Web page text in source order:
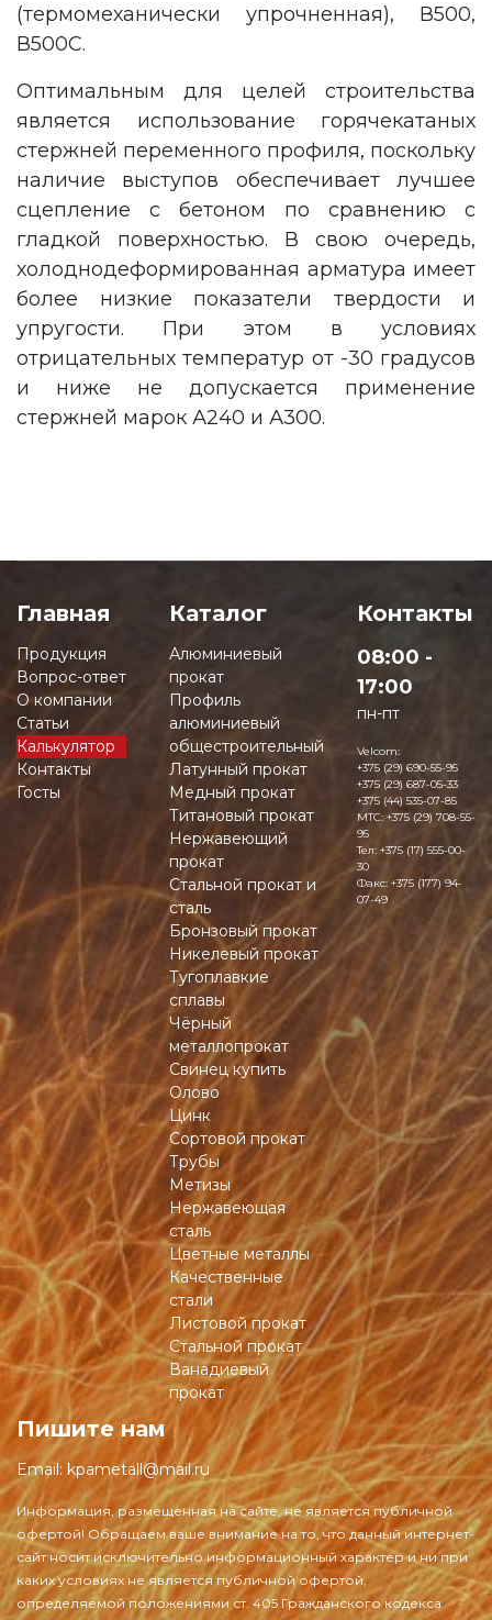
(термомеханически упрочненная), В500,
В500С.
Оптимальным для целей строительства
является использование горячекатаных
стержней переменного профиля, поскольку
наличие выступов обеспечивает лучшее
сцепление с бетоном по сравнению с
гладкой поверхностью. В свою очередь,
холоднодеформированная арматура имеет
более низкие показатели твердости и
упругости. При этом в условиях
отрицательных температур от -30 градусов
и ниже не допускается применение
стержней марок А240 и А300.
Главная
Продукция
Вопрос-ответ
О компании
Статьи
Калькулятор
Контакты
Госты
Каталог
Алюминиевый
прокат
Профиль
алюминиевый
общестроительный
Латунный прокат
Медный прокат
Титановый прокат
Нержавеющий
прокат
Стальной прокат и
сталь
Бронзовый прокат
Никелевый прокат
Тугоплавкие
сплавы
Чёрный
металлопрокат
Свинец купить
Олово
Цинк
Сортовой прокат
Трубы
Метизы
Нержавеющая
сталь
Цветные металлы
Качественные
стали
Листовой прокат
Стальной прокат
Ванадиевый
прокат
Контакты
08:00 -
17:00
пн-пт
Velcom:
+375 (29) 690-55-95
+375 (29) 687-05-33
+375 (44) 535-07-85
MTC:+375 (29) 708-55-
95
Тел: +375 (17) 555-00-
30
Факс: +375 (177) 94-
07-49
Пишите нам
Email: kpametall@mail.ru